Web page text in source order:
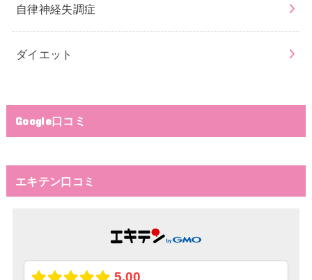
自律神経失調症
ダイエット
Google口コミ
エキテン口コミ